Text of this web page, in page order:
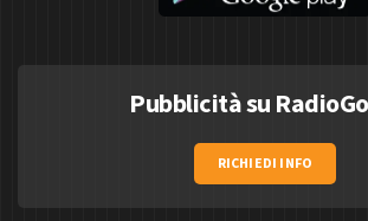
Pubblicità su
RICHIEDI INFO